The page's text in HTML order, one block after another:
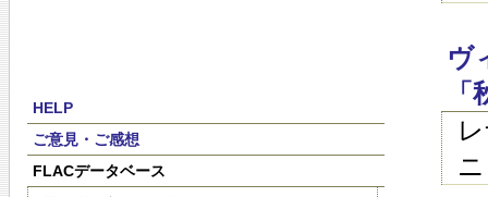
HELP
ご意見・ご感想
FLACデータベース
ヴ
「